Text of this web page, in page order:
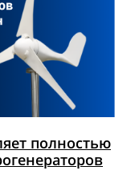
полностью